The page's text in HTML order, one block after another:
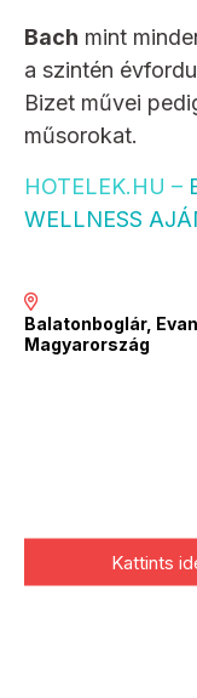
Bach mint
a szintén
Bizet művei
műsorokat.
HOTELEK.HU –
WELLNESS
Balatonboglár,
Magyarország
Kattints